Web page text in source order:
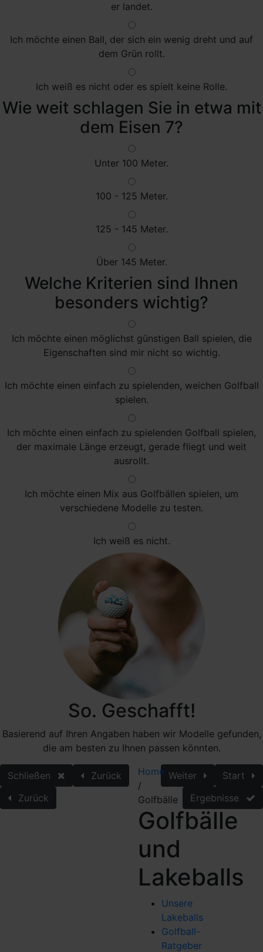
er landet.
Ich möchte einen Ball, der sich ein wenig dreht und auf
dem Grün rollt.
Ich weiß es nicht oder es spielt keine Rolle.
Wie weit schlagen Sie in etwa mit
dem Eisen 7?
Unter 100 Meter.
100 - 125 Meter.
125 - 145 Meter.
Über 145 Meter.
Welche Kriterien sind Ihnen
besonders wichtig?
Ich möchte einen möglichst günstigen Ball spielen, die
Eigenschaften sind mir nicht so wichtig.
Ich möchte einen einfach zu spielenden, weichen Golfball
spielen.
Ich möchte einen einfach zu spielenden Golfball spielen,
der maximale Länge erzeugt, gerade fliegt und weit
ausrollt.
Ich möchte einen Mix aus Golfbällen spielen, um
verschiedene Modelle zu testen.
Ich weiß es nicht.
So. Geschafft!
Basierend auf Ihren Angaben haben wir Modelle gefunden,
die am besten zu Ihnen passen könnten.
Schließen Start
Zurück
Weiter
Zurück
Ergebnisse
Home
/
Golfbälle
Golfbälle
und
Lakeballs
Unsere
Lakeballs
Golfball-
Ratgeber